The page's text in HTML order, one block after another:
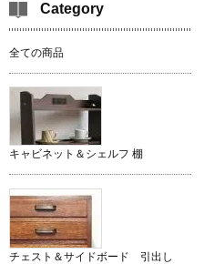
Category
全ての商品
キャビネット＆シェルフ 棚
チェスト＆サイドボード 引出し